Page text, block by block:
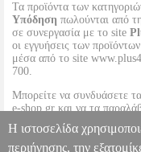
Τα προϊόντα των
Υπόδηση πωλούνται από
σε συνεργασία με το site
οι εγγυήσεις των
μέσα από το site
700.
Μπορείτε να συνδυάσετε
e-shop.gr και να τα
αποστολής. Μπορείτε
point με μηδενικά έξοδα
Η ιστοσελίδα
περιήγησης, την